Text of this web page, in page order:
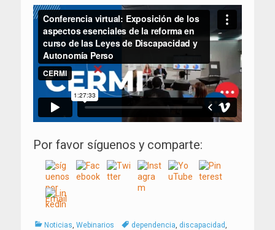
Por favor síguenos y comparte:
Categorías
Noticias, Webinarios Tagsdependencia, discapacidad,